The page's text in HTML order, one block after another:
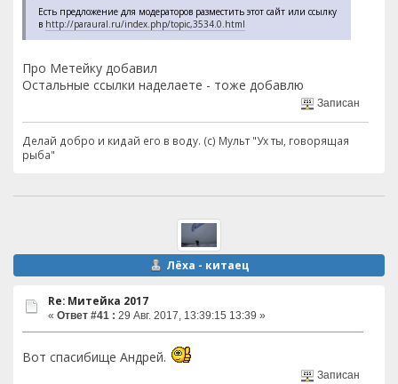
Есть предложение для модераторов разместить этот сайт или ссылку
в http://paraural.ru/index.php/topic,3534.0.html
Про Метейку добавил
Остальные ссылки наделаете - тоже добавлю
Записан
Делай добро и кидай его в воду. (с) Мульт "Ух ты, говорящая
рыба"
Лёха - китаец
Re: Митейка 2017
« Ответ #41 : 29 Авг. 2017, 13:39:15 13:39 »
Вот спасибище Андрей.
Записан